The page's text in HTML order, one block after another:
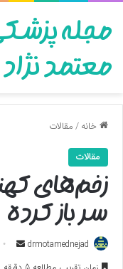
مجله
معتمد نژاد
خانه/مقالات
مقالات
زخم‌های
سر باز کرده
drmotamednejad
ارسال
به